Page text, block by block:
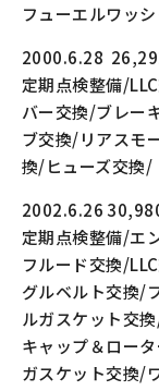
フューエルワッ
2000.6.28
定期点検整備/
バー交換/ブレー
ブ交換/リアスモ
換/ヒューズ交換/
2002.6.26
定期点検整備/エ
フルード交換/
グルベルト交換/
ルガスケット交
キャップ＆ロー
ガスケット交換/